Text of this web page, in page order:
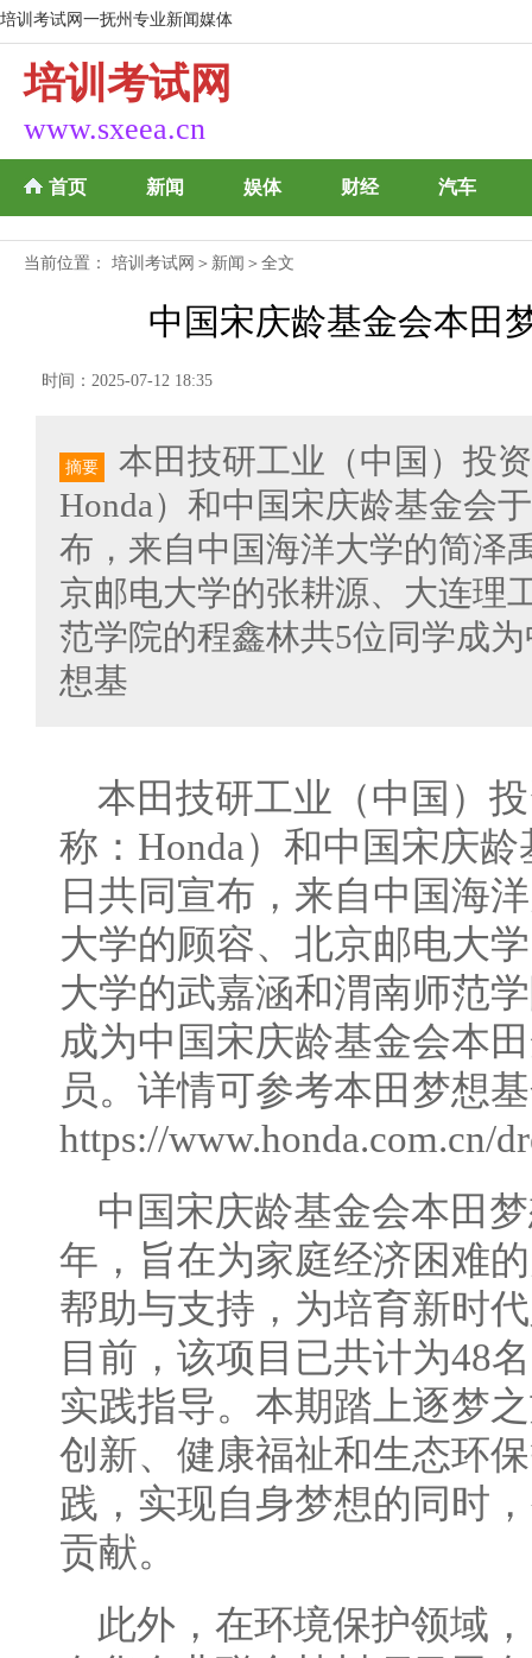
培训考试网一抚州专业新闻媒体
培训考试网
www.sxeea.cn
首页 新闻 娱体 财经 汽车
当前位置： 培训考试网 ＞ 新闻 ＞全文
中国宋庆龄基金会本田
时间：2025-07-12 18:35
摘要
本田技研工业（中国）投
Honda）和中国宋庆龄基金会
布，来自中国海洋大学的简泽
京邮电大学的张耕源、大连理
范学院的程鑫林共5位同学成
想基
本田技研工业（中国）
称：Honda）和中国宋庆
日共同宣布，来自中国海
大学的顾容、北京邮电大
大学的武嘉涵和渭南师范
成为中国宋庆龄基金会本
员。详情可参考本田梦想
https://www.honda.com.cn/
中国宋庆龄基金会本田
年，旨在为家庭经济困难
帮助与支持，为培育新时
目前，该项目已共计为48
实践指导。本期踏上逐梦
创新、健康福祉和生态环
践，实现自身梦想的同时
贡献。
此外，在环境保护领域